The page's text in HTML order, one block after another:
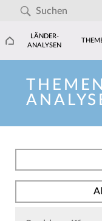
LÄNDER-
ANALYSEN